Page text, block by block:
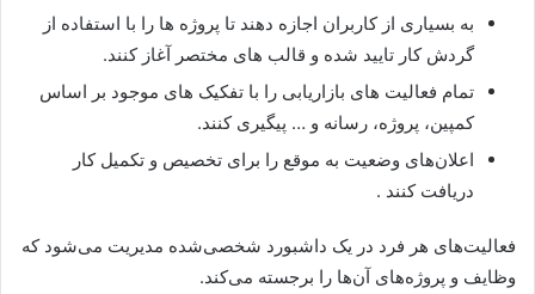
به بسیاری از کاربران اجازه دهند تا پروژه ها را با استفاده از
گردش کار تایید شده و قالب های مختصر آغاز کنند.
تمام فعالیت های بازاریابی را با تفکیک های موجود بر اساس
کمپین، پروژه، رسانه و … پیگیری کنند.
اعلان‌های وضعیت به موقع را برای تخصیص و تکمیل کار
دریافت کنند .
فعالیت‌های هر فرد در یک داشبورد شخصی‌شده مدیریت می‌شود که
وظایف و پروژه‌های آن‌ها را برجسته می‌کند.